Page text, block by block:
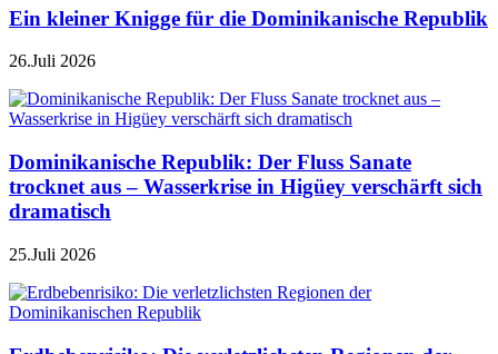
Ein kleiner Knigge für die Dominikanische Republik
26.Juli 2026
Dominikanische Republik: Der Fluss Sanate
trocknet aus – Wasserkrise in Higüey verschärft sich
dramatisch
25.Juli 2026